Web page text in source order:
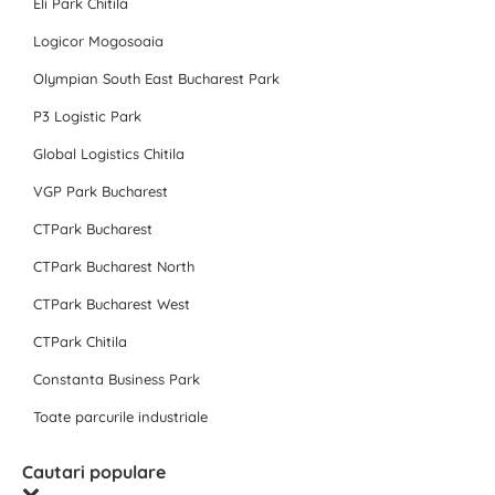
Logicor Mogosoaia
Olympian South East Bucharest Park
P3 Logistic Park
Global Logistics Chitila
VGP Park Bucharest
CTPark Bucharest
CTPark Bucharest North
CTPark Bucharest West
CTPark Chitila
Constanta Business Park
Toate parcurile industriale
Cautari populare